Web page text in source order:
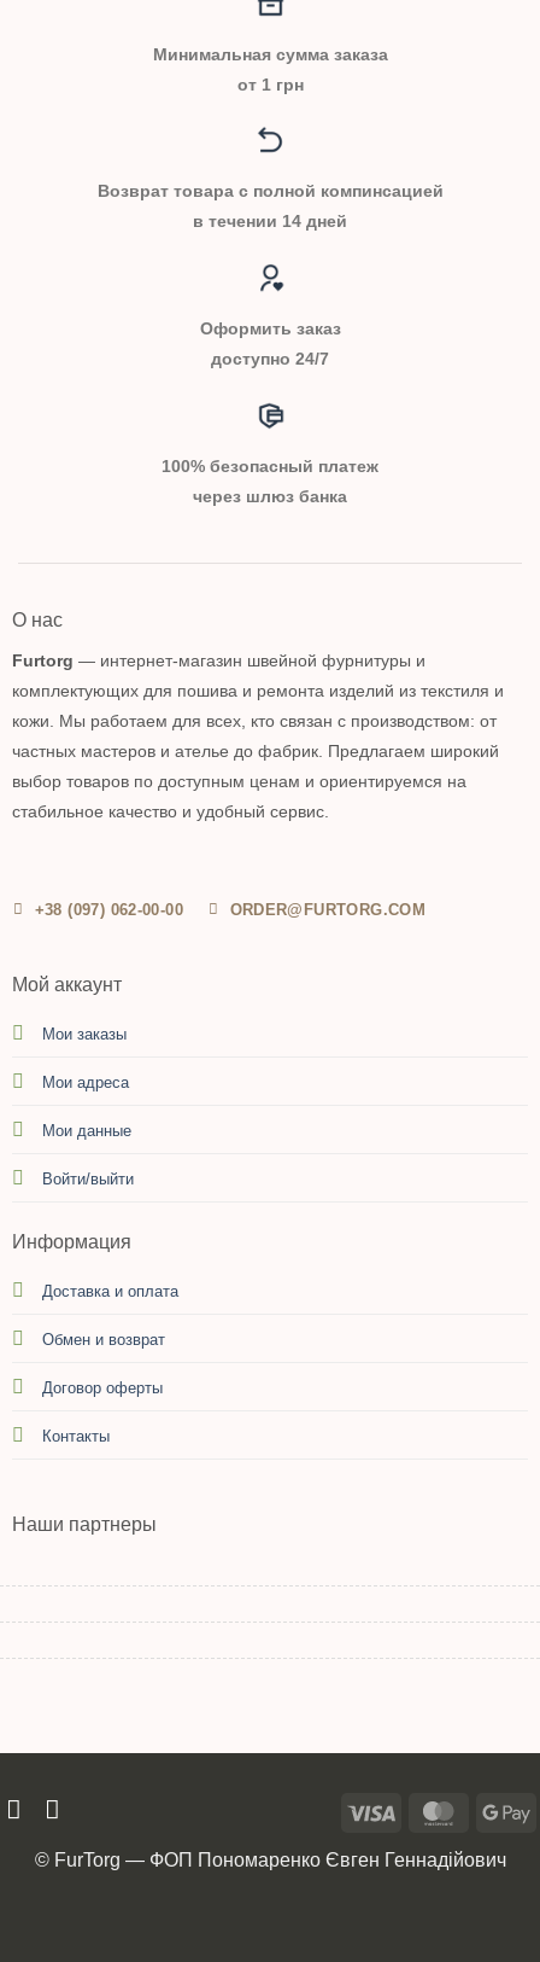
Минимальная сумма заказа
от 1 грн
Возврат товара с полной компинсацией
в течении 14 дней
Оформить заказ
доступно 24/7
100% безопасный платеж
через шлюз банка
О нас
Furtorg — интернет-магазин швейной фурнитуры и
комплектующих для пошива и ремонта изделий из текстиля и
кожи. Мы работаем для всех, кто связан с производством: от
частных мастеров и ателье до фабрик. Предлагаем широкий
выбор товаров по доступным ценам и ориентируемся на
стабильное качество и удобный сервис.
+38 (097) 062-00-00 ORDER@FURTORG.COM
Мой аккаунт
Мои заказы
Мои адреса
Мои данные
Войти/выйти
Информация
Доставка и оплата
Обмен и возврат
Договор оферты
Контакты
Наши партнеры
© FurTorg — ФОП Пономаренко Євген Геннадійович